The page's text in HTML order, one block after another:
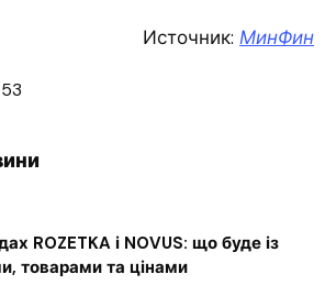
Источник: МинФин
ROZETKA і NOVUS: що буде із
товарами та цінами